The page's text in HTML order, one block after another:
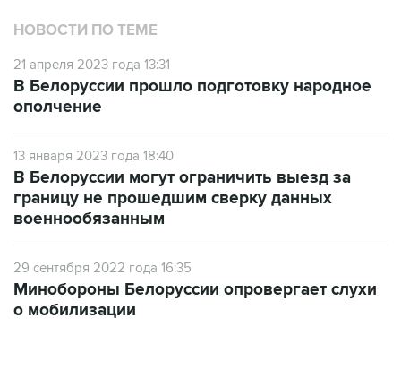
НОВОСТИ ПО ТЕМЕ
21 апреля 2023 года 13:31
В Белоруссии прошло подготовку народное
ополчение
13 января 2023 года 18:40
В Белоруссии могут ограничить выезд за
границу не прошедшим сверку данных
военнообязанным
29 сентября 2022 года 16:35
Минобороны Белоруссии опровергает слухи
о мобилизации